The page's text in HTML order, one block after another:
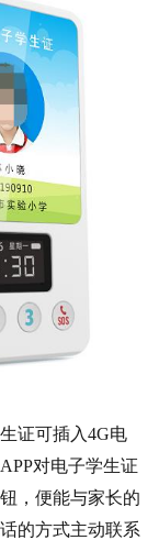
证可插入4G电
对电子学生证
，便能与家长的
的方式主动联系